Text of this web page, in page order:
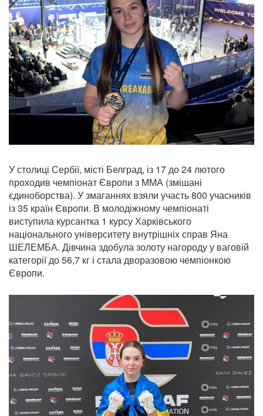
У столиці Сербії, місті Белград, із 17 до 24 лютого
проходив чемпіонат Європи з ММА (змішані
єдиноборства). У змаганнях взяли участь 800 учасників
із 35 країн Європи. В молодіжному чемпіонаті
виступила курсантка 1 курсу Харківського
національного університету внутрішніх справ Яна
ШЕЛЕМБА. Дівчина здобула золоту нагороду у ваговій
категорії до 56,7 кг і стала дворазовою чемпіонкою
Європи.